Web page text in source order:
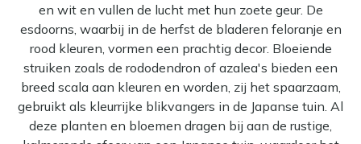
en wit en vullen de lucht met hun zoete geur. De
esdoorns, waarbij in de herfst de bladeren feloranje en
rood kleuren, vormen een prachtig decor. Bloeiende
struiken zoals de rododendron of azalea's bieden een
breed scala aan kleuren en worden, zij het spaarzaam,
gebruikt als kleurrijke blikvangers in de Japanse tuin. Al
deze planten en bloemen dragen bij aan de rustige,